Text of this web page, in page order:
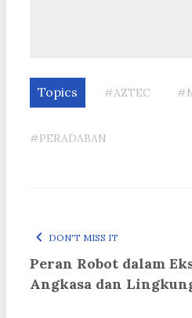
Topics #AZTEC
#PERADABAN
DON'T MISS IT
Peran Robot dalam
Angkasa dan